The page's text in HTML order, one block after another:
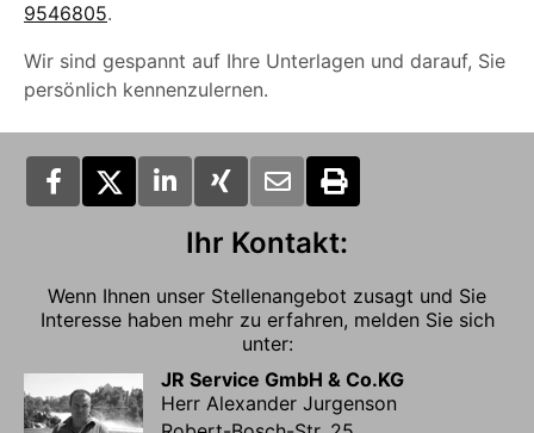
9546805.
Wir sind gespannt auf Ihre Unterlagen und darauf, Sie
persönlich kennenzulernen.
Ihr Kontakt:
Wenn Ihnen unser Stellenangebot zusagt und Sie
Interesse haben mehr zu erfahren, melden Sie sich
unter:
JR Service GmbH & Co.KG
Herr Alexander Jurgenson